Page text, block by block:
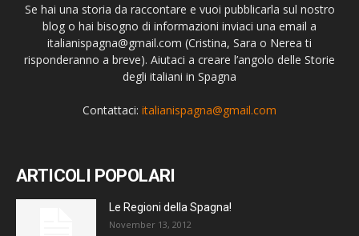
Se hai una storia da raccontare e vuoi pubblicarla sul nostro
blog o hai bisogno di informazioni inviaci una email a
italianispagna@gmail.com (Cristina, Sara o Nerea ti
risponderanno a breve). Aiutaci a creare l’angolo delle Storie
degli italiani in Spagna
Contattaci: italianispagna@gmail.com
ARTICOLI POPOLARI
Le Regioni della Spagna!
November 13, 2012